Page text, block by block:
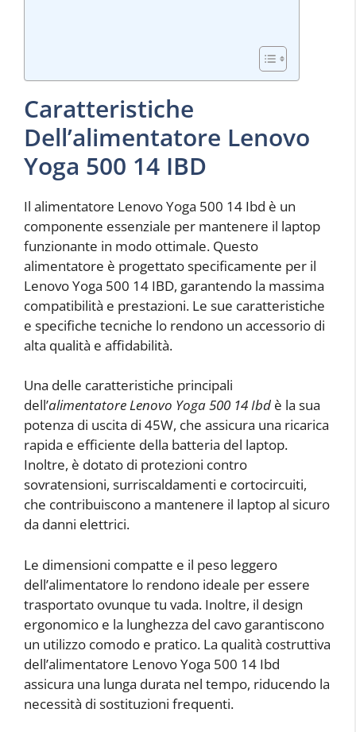
Caratteristiche
Dell’alimentatore Lenovo
Yoga 500 14 IBD
Il alimentatore Lenovo Yoga 500 14 Ibd è un
componente essenziale per mantenere il laptop
funzionante in modo ottimale. Questo
alimentatore è progettato specificamente per il
Lenovo Yoga 500 14 IBD, garantendo la massima
compatibilità e prestazioni. Le sue caratteristiche
e specifiche tecniche lo rendono un accessorio di
alta qualità e affidabilità.
Una delle caratteristiche principali
dell’alimentatore Lenovo Yoga 500 14 Ibd è la sua
potenza di uscita di 45W, che assicura una ricarica
rapida e efficiente della batteria del laptop.
Inoltre, è dotato di protezioni contro
sovratensioni, surriscaldamenti e cortocircuiti,
che contribuiscono a mantenere il laptop al sicuro
da danni elettrici.
Le dimensioni compatte e il peso leggero
dell’alimentatore lo rendono ideale per essere
trasportato ovunque tu vada. Inoltre, il design
ergonomico e la lunghezza del cavo garantiscono
un utilizzo comodo e pratico. La qualità costruttiva
dell’alimentatore Lenovo Yoga 500 14 Ibd
assicura una lunga durata nel tempo, riducendo la
necessità di sostituzioni frequenti.